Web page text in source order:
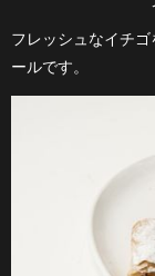
フレッシュなイチ
ールです。